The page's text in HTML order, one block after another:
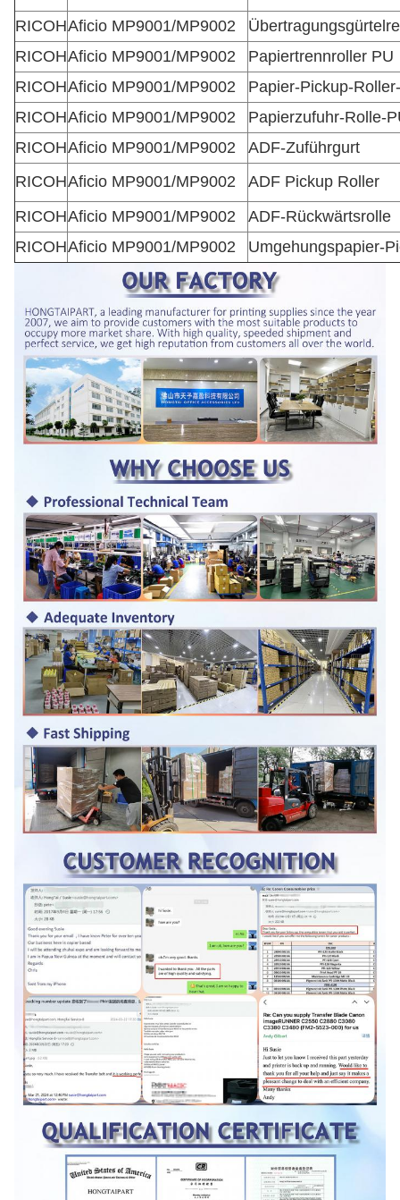
RICOHAficio MP9001/MP9002
RICOHAficio MP9001/MP9002
Papiertrennroller PU
RICOHAficio MP9001/MP9002
Papier-Pickup-
RICOHAficio MP9001/MP9002
Papierzufuhr-Rolle-
RICOHAficio MP9001/MP9002
ADF-Zuführgurt
RICOHAficio MP9001/MP9002
ADF Pickup Roller
RICOHAficio MP9001/MP9002
ADF-Rückwärtsrolle
RICOHAficio MP9001/MP9002 Umgehungspapier-